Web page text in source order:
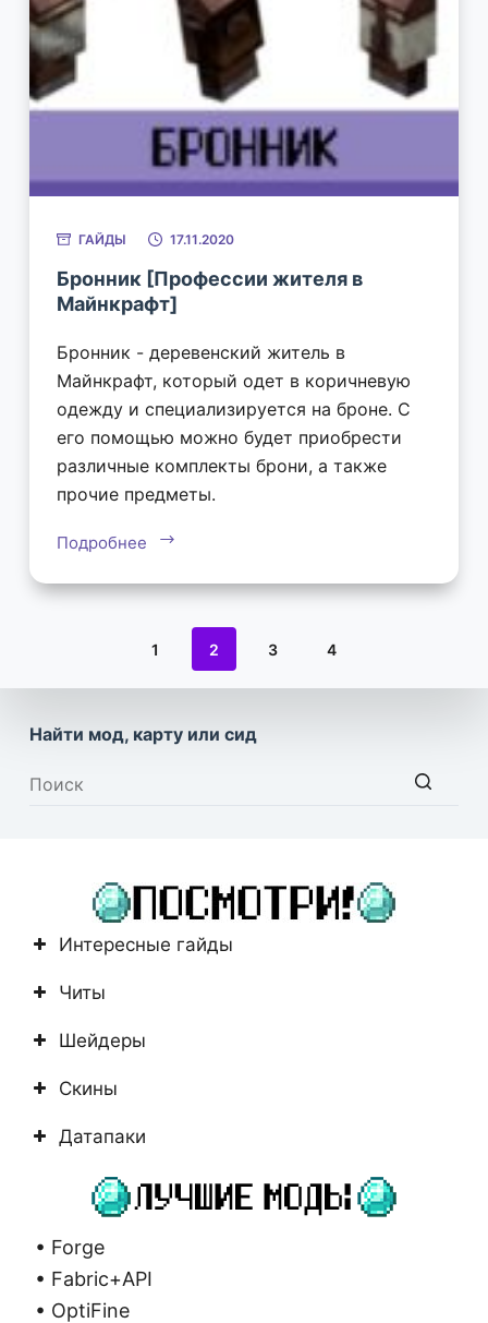
ГАЙДЫ 17.11.2020
Бронник [Профессии жителя в
Майнкрафт]
Бронник - деревенский житель в
Майнкрафт, который одет в коричневую
одежду и специализируется на броне. С
его помощью можно будет приобрести
различные комплекты брони, а также
прочие предметы.
Подробнее
1 2 3 4
Найти мод, карту или сид
Интересные гайды
Читы
Шейдеры
Скины
Датапаки
• Forge
• Fabric+API
• OptiFine